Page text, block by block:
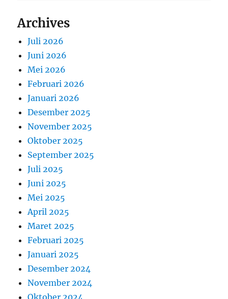
Archives
Juli 2026
Juni 2026
Mei 2026
Februari 2026
Januari 2026
Desember 2025
November 2025
Oktober 2025
September 2025
Juli 2025
Juni 2025
Mei 2025
April 2025
Maret 2025
Februari 2025
Januari 2025
Desember 2024
November 2024
Oktober 2024